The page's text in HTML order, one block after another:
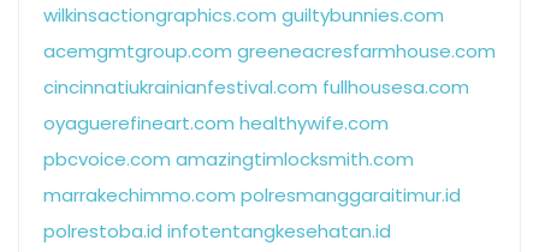
wilkinsactiongraphics.com guiltybunnies.com
acemgmtgroup.com greeneacresfarmhouse.com
cincinnatiukrainianfestival.com fullhousesa.com
oyaguerefineart.com healthywife.com
pbcvoice.com amazingtimlocksmith.com
marrakechimmo.com polresmanggaraitimur.id
polrestoba.id infotentangkesehatan.id